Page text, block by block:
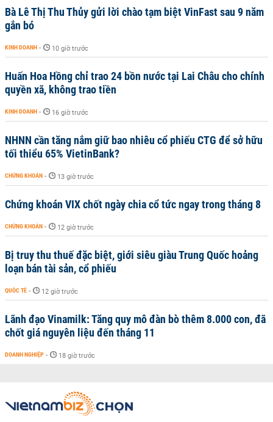
Bà Lê Thị Thu Thủy gửi lời chào tạm biệt VinFast sau 9 năm
gắn bó
KINH DOANH - 10 giờ trước
Huấn Hoa Hồng chỉ trao 24 bồn nước tại Lai Châu cho chính
quyền xã, không trao tiền
KINH DOANH - 16 giờ trước
NHNN cần tăng nắm giữ bao nhiêu cổ phiếu CTG để sở hữu
tối thiểu 65% VietinBank?
CHỨNG KHOÁN - 13 giờ trước
Chứng khoán VIX chốt ngày chia cổ tức ngay trong tháng 8
CHỨNG KHOÁN - 12 giờ trước
Bị truy thu thuế đặc biệt, giới siêu giàu Trung Quốc hoảng
loạn bán tài sản, cổ phiếu
QUỐC TẾ - 12 giờ trước
Lãnh đạo Vinamilk: Tăng quy mô đàn bò thêm 8.000 con, đã
chốt giá nguyên liệu đến tháng 11
DOANH NGHIỆP - 18 giờ trước